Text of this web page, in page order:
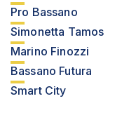
Pro Bassano
Simonetta Tamos
Marino Finozzi
Bassano Futura
Smart City